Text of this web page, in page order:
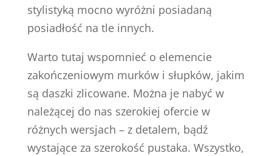
stylistyką mocno wyróżni posiadaną
posiadłość na tle innych.
Warto tutaj wspomnieć o elemencie
zakończeniowym murków i słupków, jakim
są daszki zlicowane. Można je nabyć w
należącej do nas szerokiej ofercie w
różnych wersjach – z detalem, bądź
wystające za szerokość pustaka. Wszystko,